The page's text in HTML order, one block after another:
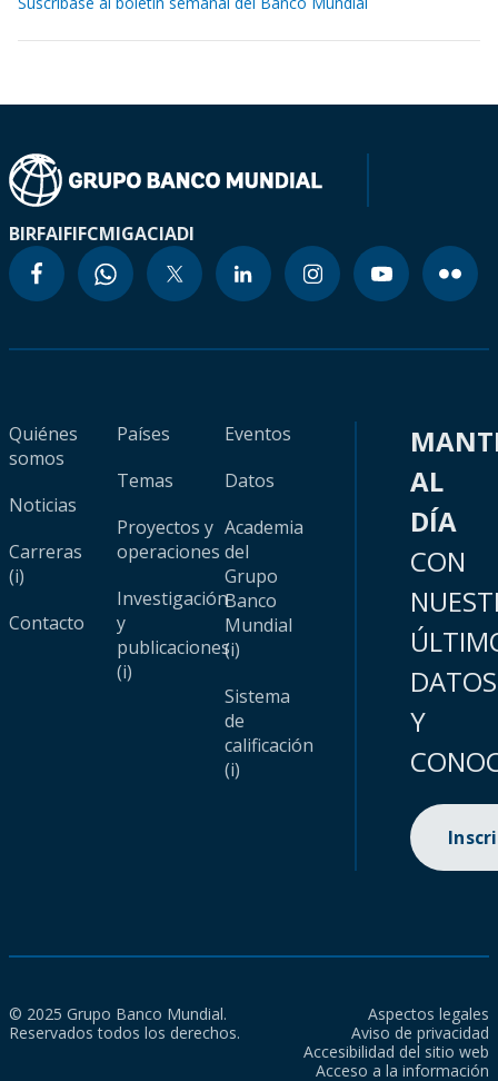
BIRFAIFIFCMIGACIADI
Quiénes
somos
Noticias
Carreras
(i)
Contacto
Países
Temas
Proyectos y
operaciones
Investigación
y
publicaciones
(i)
Eventos
Datos
Academia
del
Grupo
Banco
Mundial
(i)
Sistema
de
calificación
(i)
AL
DÍA
CON
DATOS
Y
© 2025 Grupo Banco Mundial.
Reservados todos los derechos.
Aspectos legales
Aviso de privacidad
Accesibilidad del sitio web
Acceso a la información